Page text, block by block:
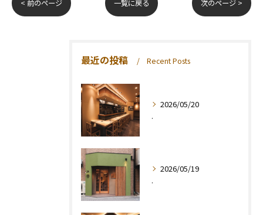
< 前のページ 一覧に戻る 次のページ >
最近の投稿 Recent Posts
2026/05/20
.
2026/05/19
.